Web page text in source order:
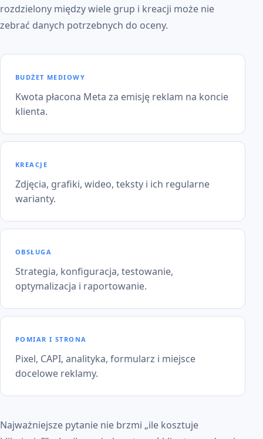
rozdzielony między wiele grup i kreacji może nie
zebrać danych potrzebnych do oceny.
BUDŻET MEDIOWY
Kwota płacona Meta za emisję reklam na koncie
klienta.
KREACJE
Zdjęcia, grafiki, wideo, teksty i ich regularne
warianty.
OBSŁUGA
Strategia, konfiguracja, testowanie,
optymalizacja i raportowanie.
POMIAR I STRONA
Pixel, CAPI, analityka, formularz i miejsce
docelowe reklamy.
Najważniejsze pytanie nie brzmi „ile kosztuje